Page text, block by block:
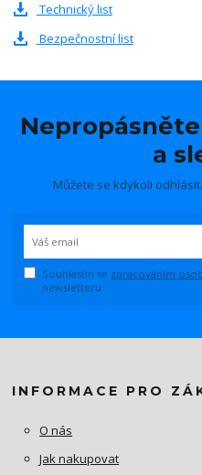
Technický list
Bezpečnostní list
a
Můžete se kdykoli
Souhlasím se zpracováním
newsletteru.
INFORMACE PRO
O nás
Jak nakupovat